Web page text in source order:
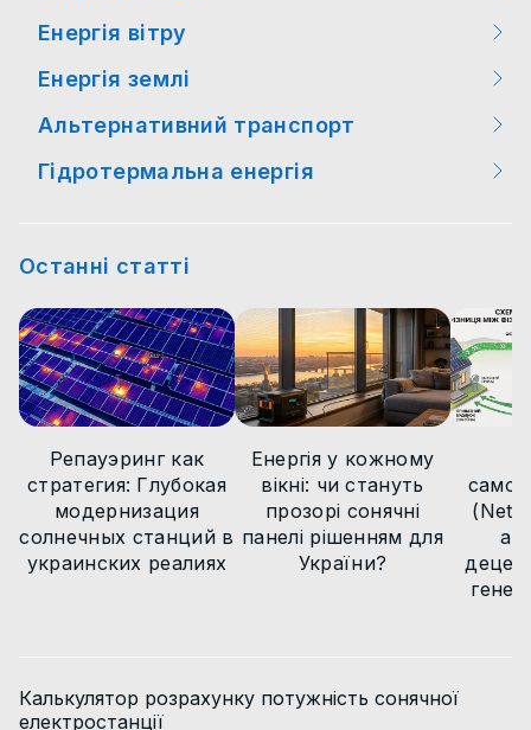
Заходи
Цікаві факти
Новини законодавства
Новини технологій
Енергія вітру
Заходи
Цікаві факти
Новини технологій
Енергія землі
Цікаві факти
Новини технологій
Альтернативний транспорт
Заходи
Новини технологій
Статті
Новини
Гідротермальна енергія
Статті
Новини
Останні статті
Репауэринг как
стратегия: Глубокая
модернизация
солнечных станций в
украинских реалиях
Енергія у кожному
вікні: чи стануть
прозорі сонячні
панелі рішенням для
України?
(Net
Калькулятор розрахунку потужність сонячної
електростанції